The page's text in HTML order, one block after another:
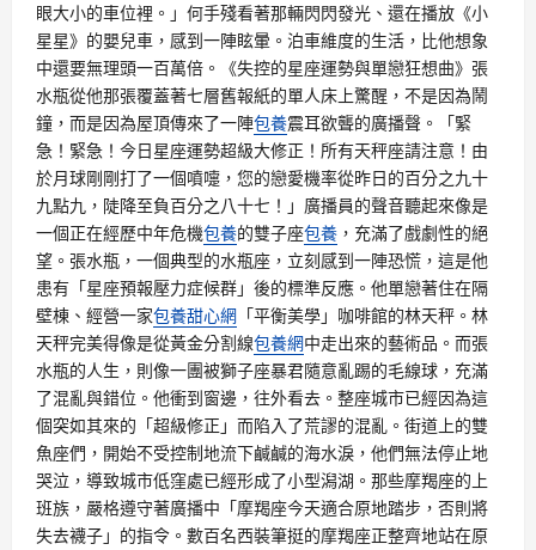
眼大小的車位裡。」何手殘看著那輛閃閃發光、還在播放《小
星星》的嬰兒車，感到一陣眩暈。泊車維度的生活，比他想象
中還要無理頭一百萬倍。《失控的星座運勢與單戀狂想曲》張
水瓶從他那張覆蓋著七層舊報紙的單人床上驚醒，不是因為鬧
鐘，而是因為屋頂傳來了一陣包養震耳欲聾的廣播聲。「緊
急！緊急！今日星座運勢超級大修正！所有天秤座請注意！由
於月球剛剛打了一個噴嚏，您的戀愛機率從昨日的百分之九十
九點九，陡降至負百分之八十七！」廣播員的聲音聽起來像是
一個正在經歷中年危機包養的雙子座包養 ，充滿了戲劇性的絕
望。張水瓶，一個典型的水瓶座，立刻感到一陣恐慌，這是他
患有「星座預報壓力症候群」後的標準反應。他單戀著住在隔
壁棟、經營一家包養甜心網 「平衡美學」咖啡館的林天秤。林
天秤完美得像是從黃金分割線包養網中走出來的藝術品。而張
水瓶的人生，則像一團被獅子座暴君隨意亂踢的毛線球，充滿
了混亂與錯位。他衝到窗邊，往外看去。整座城市已經因為這
個突如其來的「超級修正」而陷入了荒謬的混亂。街道上的雙
魚座們，開始不受控制地流下鹹鹹的海水淚，他們無法停止地
哭泣，導致城市低窪處已經形成了小型潟湖。那些摩羯座的上
班族，嚴格遵守著廣播中「摩羯座今天適合原地踏步，否則將
失去襪子」的指令。數百名西裝筆挺的摩羯座正整齊地站在原